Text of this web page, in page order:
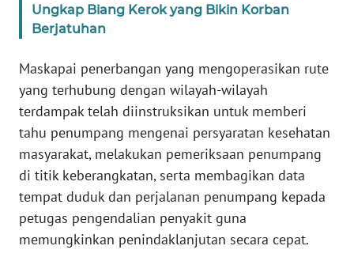
Ungkap Biang Kerok yang Bikin Korban
Berjatuhan
Maskapai penerbangan yang mengoperasikan rute
yang terhubung dengan wilayah-wilayah
terdampak telah diinstruksikan untuk memberi
tahu penumpang mengenai persyaratan kesehatan
masyarakat, melakukan pemeriksaan penumpang
di titik keberangkatan, serta membagikan data
tempat duduk dan perjalanan penumpang kepada
petugas pengendalian penyakit guna
memungkinkan penindaklanjutan secara cepat.
WN
PAPUA
RIAU
WN
SERAMBI
WN
JAMBI